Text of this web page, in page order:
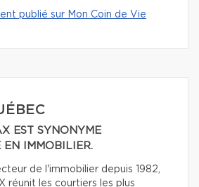
publié sur Mon Coin de Vie
EST SYNONYME
EN IMMOBILIER.
de l'immobilier depuis 1982,
réunit les courtiers les plus